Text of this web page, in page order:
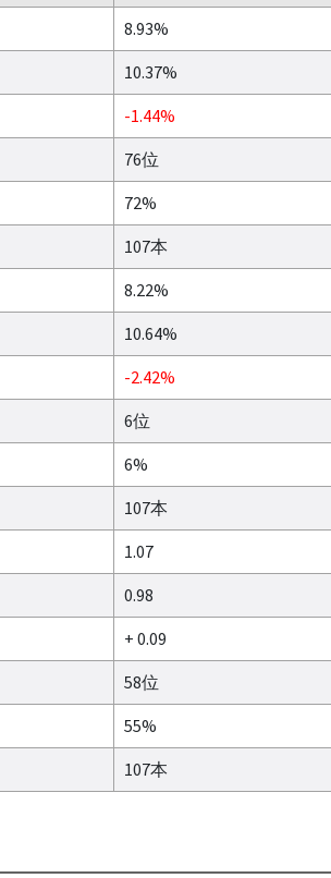
8.93%
10.37%
-1.44%
76位
72%
107本
8.22%
10.64%
-2.42%
6位
6%
107本
1.07
0.98
+ 0.09
58位
55%
107本